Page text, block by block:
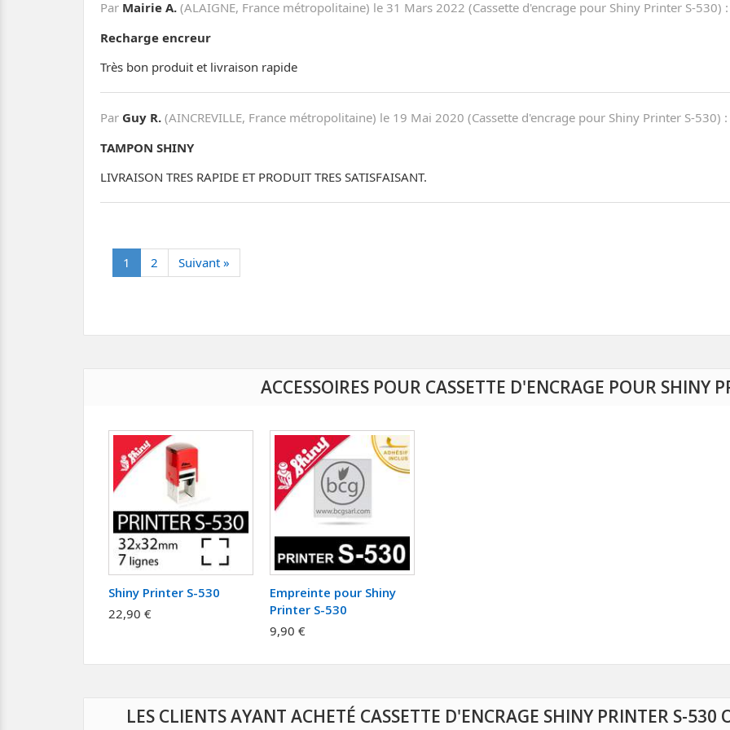
Par Mairie A. (ALAIGNE, France métropolitaine) le 31 Mars 2022 (Cassette d'encrage pour Shiny Printer S-530) :
Recharge encreur
Très bon produit et livraison rapide
Par Guy R. (AINCREVILLE, France métropolitaine) le 19 Mai 2020 (Cassette d'encrage pour Shiny Printer S-530) :
TAMPON SHINY
LIVRAISON TRES RAPIDE ET PRODUIT TRES SATISFAISANT.
1 2 Suivant »
ACCESSOIRES POUR CASSETTE D'ENCRAGE POUR SHINY
Shiny Printer S-530
22,90 €
Empreinte pour Shiny
Printer S-530
9,90 €
LES CLIENTS AYANT ACHETÉ CASSETTE D'ENCRAGE SHINY PRINTER S-